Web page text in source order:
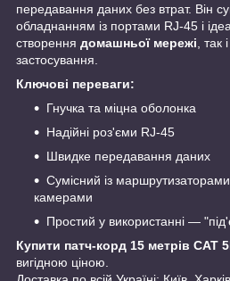
передавання даних без втрат. Він
обладнанням із портами RJ-45 і
створення домашньої мережі ,
застосування.
Ключові переваги:
Гнучка та міцна оболонка
Надійні роз'єми RJ-45
Швидке передавання даних
Сумісний із
камерами
Простий у використанні —
Купити патч-корд 15 метрів CAT
вигідною ціною.